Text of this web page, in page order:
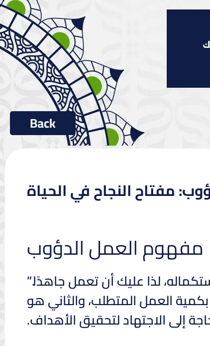
مفتاح النجاح في الحياة
مفهوم العمل الدؤوب
لذا عليك أن تعمل جاهدًا.”
العمل المتطلب، والثاني هو
إلى الاجتهاد لتحقيق الأهداف.